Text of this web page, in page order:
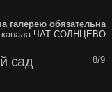
галерею обязательна
ЧАТ СОЛНЦЕВО
8/9
сад